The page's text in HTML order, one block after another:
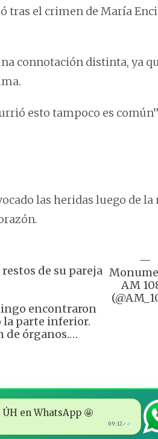
tras el crimen de María
connotación distinta, ya
esto tampoco es
las heridas luego de la
de su pareja
encontraron
la parte inferior.
de órganos.…
—
AM
en WhatsApp 🤩
09:12✓✓